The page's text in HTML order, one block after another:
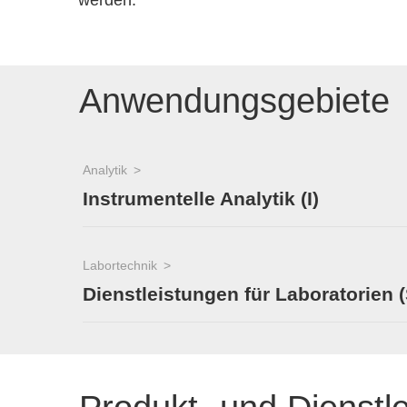
Anwendungsgebiete
Analytik
Instrumentelle Analytik (I)
Labortechnik
Dienstleistungen für Laboratorien